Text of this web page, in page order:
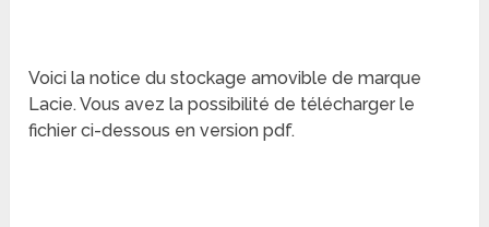
Voici la notice du stockage amovible de marque
Lacie. Vous avez la possibilité de télécharger le
fichier ci-dessous en version pdf.